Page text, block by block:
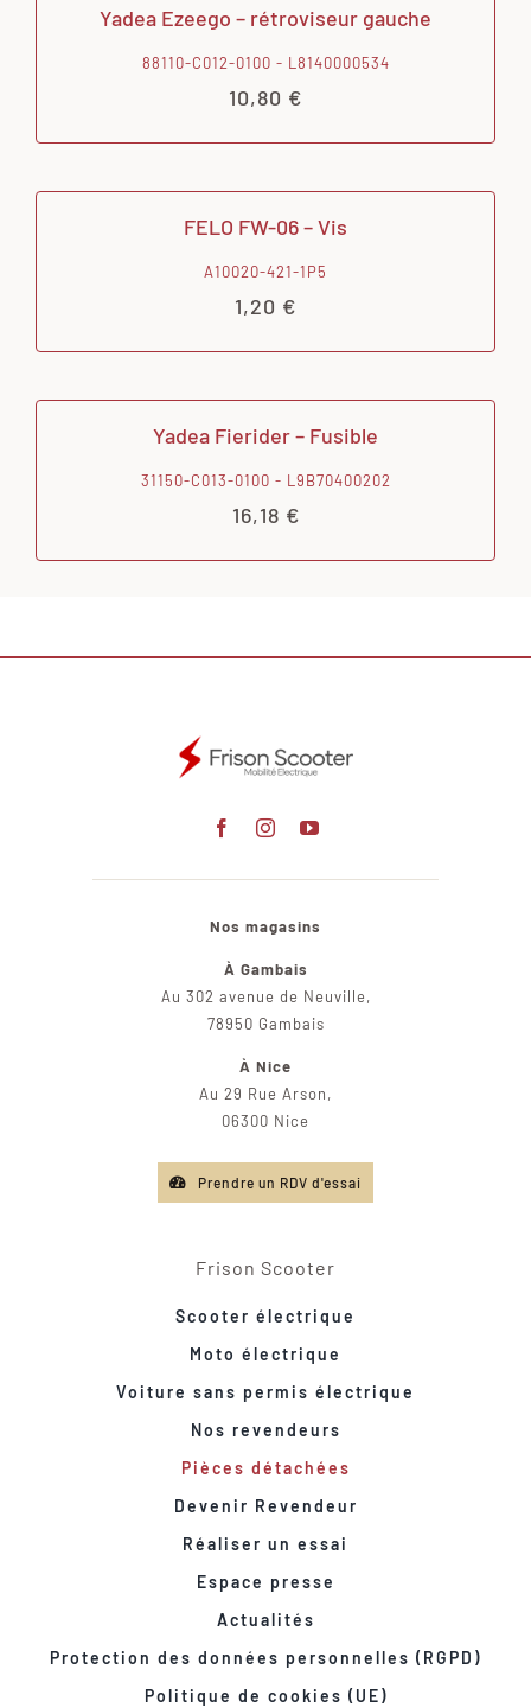
Yadea Ezeego – rétroviseur gauche
88110-C012-0100 - L8140000534
10,80 €
FELO FW-06 – Vis
A10020-421-1P5
1,20 €
Yadea Fierider – Fusible
31150-C013-0100 - L9B70400202
16,18 €
Nos magasins
À Gambais
Au 302 avenue de Neuville,
78950 Gambais
À Nice
Au 29 Rue Arson,
06300 Nice
Prendre un RDV d'essai
Frison Scooter
Scooter électrique
Moto électrique
Voiture sans permis électrique
Nos revendeurs
Pièces détachées
Devenir Revendeur
Réaliser un essai
Espace presse
Actualités
Protection des données personnelles (RGPD)
Politique de cookies (UE)